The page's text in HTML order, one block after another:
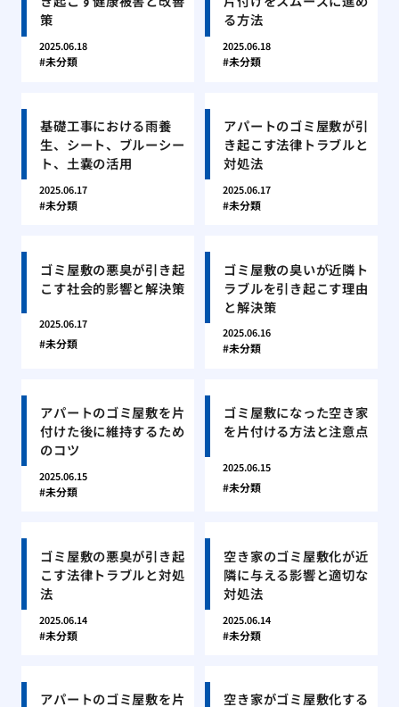
策
2025.06.18
未分類
る方法
2025.06.18
未分類
基礎工事における雨養
生、シート、ブルーシー
ト、土嚢の活用
2025.06.17
未分類
アパートのゴミ屋敷が引
き起こす法律トラブルと
対処法
2025.06.17
未分類
ゴミ屋敷の悪臭が引き起
こす社会的影響と解決策
2025.06.17
未分類
ゴミ屋敷の臭いが近隣ト
ラブルを引き起こす理由
と解決策
2025.06.16
未分類
アパートのゴミ屋敷を片
付けた後に維持するため
のコツ
2025.06.15
未分類
ゴミ屋敷になった空き家
を片付ける方法と注意点
2025.06.15
未分類
ゴミ屋敷の悪臭が引き起
こす法律トラブルと対処
法
2025.06.14
未分類
空き家のゴミ屋敷化が近
隣に与える影響と適切な
対処法
2025.06.14
未分類
アパートのゴミ屋敷を片
空き家がゴミ屋敷化する